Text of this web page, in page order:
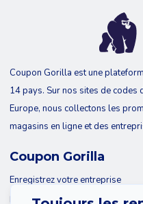
Coupon Gorilla est une
14 pays. Sur nos sites de codes
Europe, nous collectons les
magasins en ligne et des
Coupon Gorilla
Enregistrez votre entreprise
Blog